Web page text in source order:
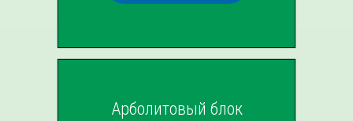
Арболитовый блок